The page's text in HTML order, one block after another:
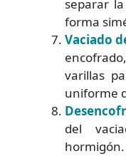
separar
forma
Vaciado
varillas
uniforme
del
hormigón.